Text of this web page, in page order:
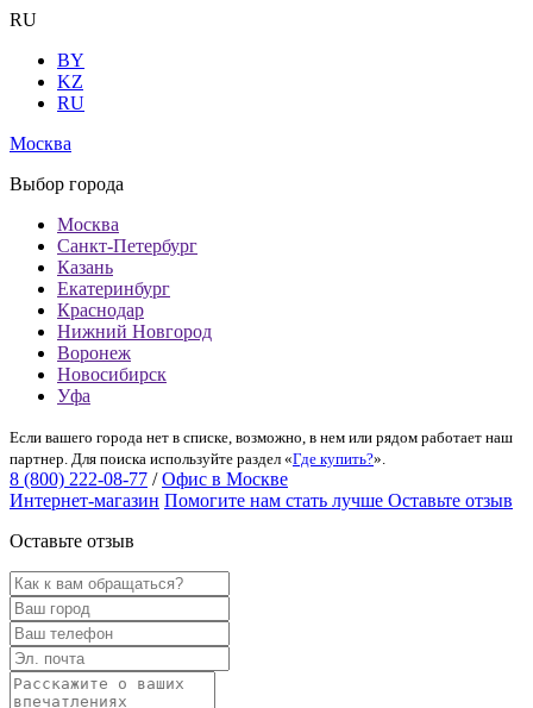
RU
BY
KZ
RU
Москва
Выбор города
Москва
Санкт-Петербург
Казань
Екатеринбург
Краснодар
Нижний Новгород
Воронеж
Новосибирск
Уфа
Если вашего города нет в списке, возможно, в нем или рядом работает наш
партнер. Для поиска используйте раздел «Где купить?».
8 (800) 222-08-77 / Офис в Москве
Интернет-магазин Помогите нам стать лучше Оставьте отзыв
Оставьте отзыв